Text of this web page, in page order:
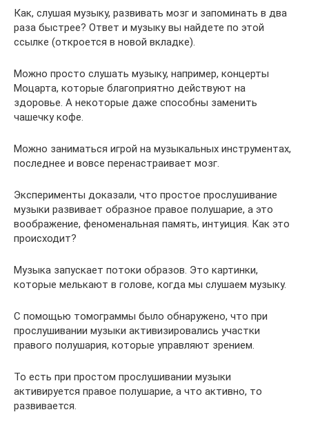
Как, слушая музыку, развивать мозг и запоминать в два
раза быстрее? Ответ и музыку вы найдете по этой
ссылке (откроется в новой вкладке).
Можно просто слушать музыку, например, концерты
Моцарта, которые благоприятно действуют на
здоровье. А некоторые даже способны заменить
чашечку кофе.
Можно заниматься игрой на музыкальных инструментах,
последнее и вовсе перенастраивает мозг.
Эксперименты доказали, что простое прослушивание
музыки развивает образное правое полушарие, а это
воображение, феноменальная память, интуиция. Как это
происходит?
Музыка запускает потоки образов. Это картинки,
которые мелькают в голове, когда мы слушаем музыку.
С помощью томограммы было обнаружено, что при
прослушивании музыки активизировались участки
правого полушария, которые управляют зрением.
То есть при простом прослушивании музыки
активируется правое полушарие, а что активно, то
развивается.